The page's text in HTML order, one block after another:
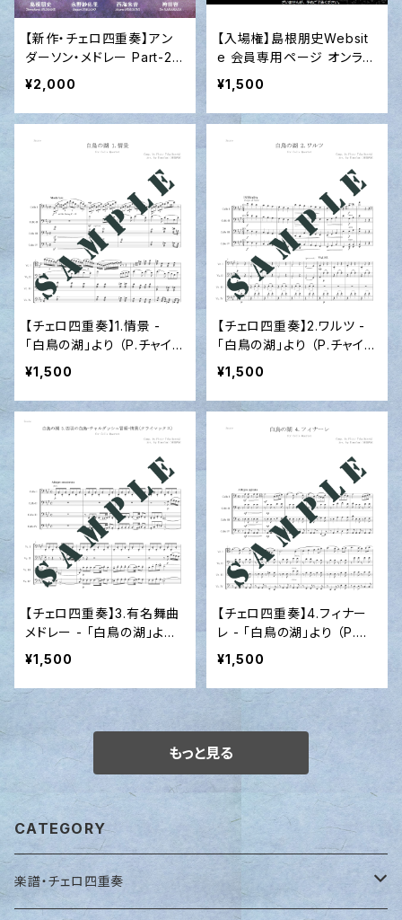
【新作・チェロ四重奏】アン
ダーソン・メドレー Part-2
（L.アンダーソン作曲）2022
ver.
¥2,000
【入場権】島根朋史Websit
e 会員専用ページ オンライ
ンコンサート 第1号 / 2020
年6月
¥1,500
【チェロ四重奏】1.情景 -
「白鳥の湖」より （P.チャイコ
フスキー作曲）2019 ver.
¥1,500
【チェロ四重奏】2.ワルツ -
「白鳥の湖」より （P.チャイコ
フスキー作曲）2019 ver.
¥1,500
【チェロ四重奏】3.有名舞曲
メドレー - 「白鳥の湖」より
（P.チャイコフスキー作曲）2
019 ver.
¥1,500
【チェロ四重奏】4.フィナー
レ - 「白鳥の湖」より （P.チ
ャイコフスキー作曲）2019
ver.
¥1,500
もっと見る
CATEGORY
楽譜・チェロ四重奏